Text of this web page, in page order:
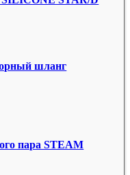
шланг
пара STEAM